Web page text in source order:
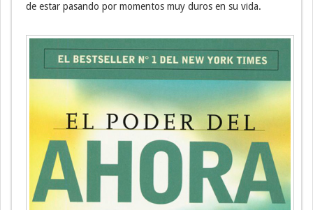
de estar pasando por momentos muy duros en su vida.